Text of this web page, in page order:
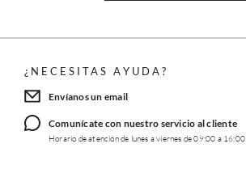
¿NECESITAS AYUDA?
Envíanos un email
Comunícate con nuestro servicio al cliente
Horario de atención de lunes a viernes de 09:00 a 16:00